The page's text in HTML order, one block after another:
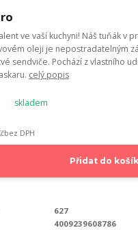
ve vaší kuchyni! Náš tuňák v
oleji je nepostradatelným
sendviče. Pochází z vlastního
celý popis
skladem
bez DPH
Přidat do
627
4009239608786